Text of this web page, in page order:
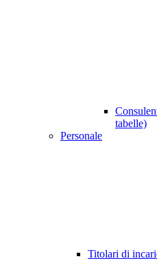
tabelle)
Personale
Titolari di